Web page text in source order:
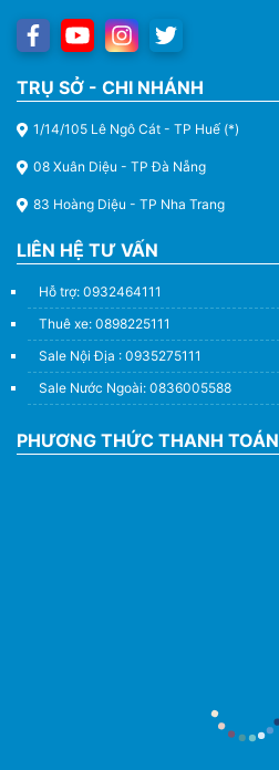
TRỤ SỞ - CHI NHÁNH
1/14/105 Lê Ngô Cát - TP Huế (*)
08 Xuân Diệu - TP Đà Nẵng
83 Hoàng Diệu - TP Nha Trang
LIÊN HỆ TƯ VẤN
Hỗ trợ: 0932464111
Thuê xe: 0898225111
Sale Nội Địa : 0935275111
Sale Nước Ngoài: 0836005588
PHƯƠNG THỨC THANH TOÁN